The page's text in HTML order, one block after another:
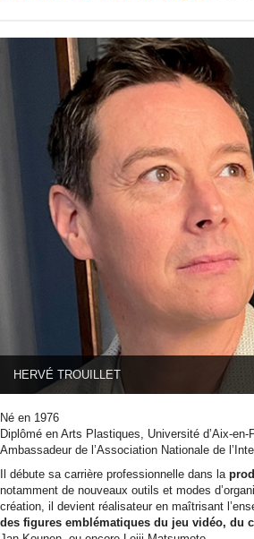
HERVÉ TROUILLET
Né en 1976
Diplômé en Arts Plastiques, Université d’Aix-en-
Ambassadeur de l’Association Nationale de
Il débute sa carrière professionnelle dans la
notamment de nouveaux outils et modes
création, il devient réalisateur en maîtrisant
des figures emblématiques du jeu vidéo, du